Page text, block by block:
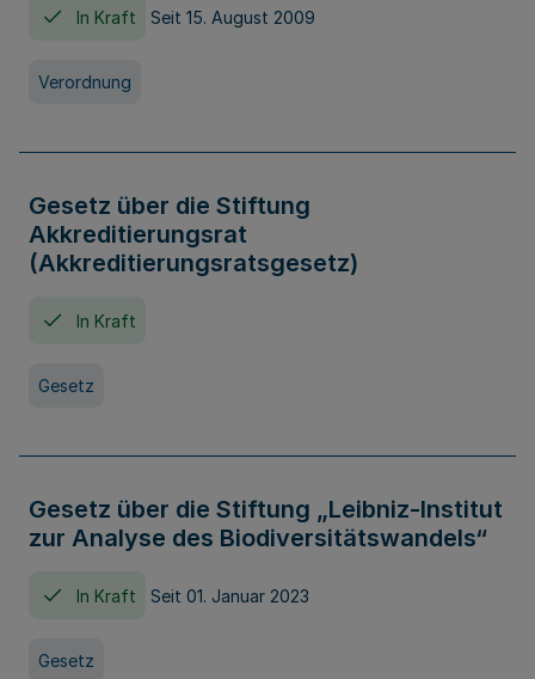
In Kraft Seit 15. August 2009
Verordnung
Gesetz über die Stiftung
Akkreditierungsrat
(Akkreditierungsratsgesetz)
In Kraft
Gesetz
Gesetz über die Stiftung „Leibniz-Institut
zur Analyse des Biodiversitätswandels“
In Kraft Seit 01. Januar 2023
Gesetz